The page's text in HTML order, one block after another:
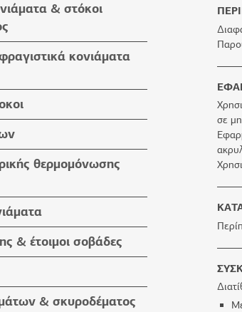
& στόκοι
κονιάματα
κονιάματα
σφραγιστικά κονιάματα
εφαρμογών
θερμομόνωσης
έγχρωμα επιχρίσματα
& βερνίκια
& έτοιμοι σοβάδες
& σκυροδέματος
σε